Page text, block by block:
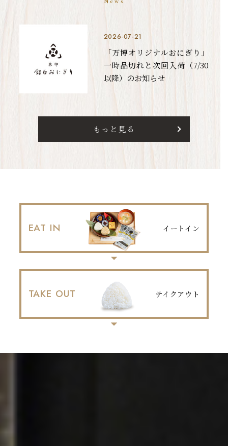
2026-07-21
「万博オリジナルおにぎり」
一時品切れと次回入荷（7/30
以降）のお知らせ
もっと見る
EAT IN イートイン
TAKE OUT テイクアウト